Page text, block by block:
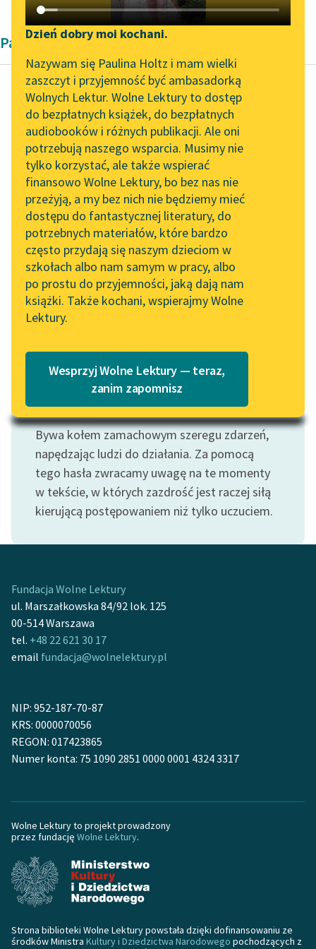
Katalog DAISY
Podkasty o książkach
Zgłoś brak utworu
Aktualności
„Prokurator Alicja Horn”
do słuchania
Byliśmy częścią AI Impact
Lab
Zapraszamy na spotkanie
online z tłumaczkami
literatury skandynawskiej
Spotkanie z Katarzyną
Tunkiel w Oslo
102. lata temu zmarł
Joseph Conrad
Lektury szkolne i klasyka
literatury do słuchania dla
uczennic i uczniów z
niepełnosprawnościami
E-kolekcja lektur
szkolnych i literatury do
słuchania dla uczennic i
uczniów z
skandynawskiej literatury
feministycznej
Ręce pełne poezji
do domeny publicznej,
lektur szkolnych oraz
Starego Testamentu
Odkurzamy bohaterów
Narzędzia
Mapa Wolnych Lektur
Leśmianator
Przewodnik dla piszących i
czytających
API
OAI-PMH
Widget Wolnych Lektur
Przypisy
Katalog w formacie PDF
O nas
Kontakt
O projekcie
Zespół
Dzień dobry moi kochani.
Nazywam się Paulina Holtz i mam wielki
zaszczyt i przyjemność być ambasadorką
Wolnych Lektur. Wolne Lektury to dostęp
do bezpłatnych książek, do bezpłatnych
audiobooków i różnych publikacji. Ale oni
potrzebują naszego wsparcia. Musimy nie
tylko korzystać, ale także wspierać
finansowo Wolne Lektury, bo bez nas nie
przeżyją, a my bez nich nie będziemy mieć
dostępu do fantastycznej literatury, do
potrzebnych materiałów, które bardzo
często przydają się naszym dzieciom w
szkołach albo nam samym w pracy, albo
po prostu do przyjemności, jaką dają nam
książki. Także kochani, wspierajmy Wolne
Lektury.
Wesprzyj Wolne Lektury — teraz,
zanim zapomnisz
Pamiętnik
Adelheid Popp
Wspomnienia
młodej robotnicy
Następnego dnia jedna
z koleżanek, młoda
blondynka, która mi
była najmilszą ze
wszystkich, czyniła
mi...
Motyw: Zazdrość
Bywa kołem zamachowym szeregu zdarzeń,
napędzając ludzi do działania. Za pomocą
tego hasła zwracamy uwagę na te momenty
w tekście, w których zazdrość jest raczej siłą
kierującą postępowaniem niż tylko uczuciem.
Fundacja Wolne Lektury
ul. Marszałkowska 84/92 lok. 125
00-514 Warszawa
tel. +48 22 621 30 17
email fundacja@wolnelektury.pl
NIP: 952-187-70-87
KRS: 0000070056
REGON: 017423865
Numer konta: 75 1090 2851 0000 0001 4324 3317
Wolne Lektury to projekt prowadzony
przez fundację Wolne Lektury.
Strona biblioteki Wolne Lektury powstała dzięki dofinansowaniu ze
środków Ministra Kultury i Dziedzictwa Narodowego pochodzących z